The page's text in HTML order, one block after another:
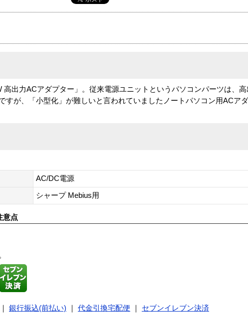
高出力ACアダプター」。従来電源ユニットというパソコンパーツは、
すが、「小型化」が難しいと言われていましたノートパソコン用ACア
AC/DC電源
シャープ Mebius用
意点
｜ 銀行振込(前払い) ｜ 代金引換宅配便 ｜ セブンイレブン決済